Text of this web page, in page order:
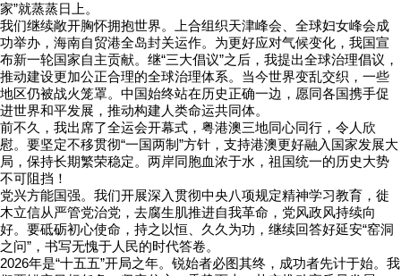
家”就蒸蒸日上。
我们继续敞开胸怀拥抱世界。上合组织天津峰会、全球妇女峰会成
功举办，海南自贸港全岛封关运作。为更好应对气候变化，我国宣
布新一轮国家自主贡献。继“三大倡议”之后，我提出全球治理倡议，
推动建设更加公正合理的全球治理体系。当今世界变乱交织，一些
地区仍被战火笼罩。中国始终站在历史正确一边，愿同各国携手促
进世界和平发展，推动构建人类命运共同体。
前不久，我出席了全运会开幕式，粤港澳三地同心同行，令人欣
慰。要坚定不移贯彻“一国两制”方针，支持港澳更好融入国家发展大
局，保持长期繁荣稳定。两岸同胞血浓于水，祖国统一的历史大势
不可阻挡！
党兴方能国强。我们开展深入贯彻中央八项规定精神学习教育，徙
木立信从严管党治党，去腐生肌推进自我革命，党风政风持续向
好。要砥砺初心使命，持之以恒、久久为功，继续回答好延安“窑洞
之问”，书写无愧于人民的时代答卷。
2026年是“十五五”开局之年。锐始者必图其终，成功者先计于始。我